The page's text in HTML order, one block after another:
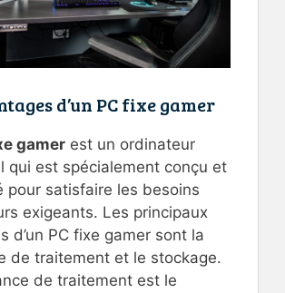
d’un PC fixe gamer
gamer est un ordinateur
qui est spécialement conçu et
pour satisfaire les besoins
exigeants. Les principaux
d’un PC fixe gamer sont la
de traitement et le stockage.
de traitement est le